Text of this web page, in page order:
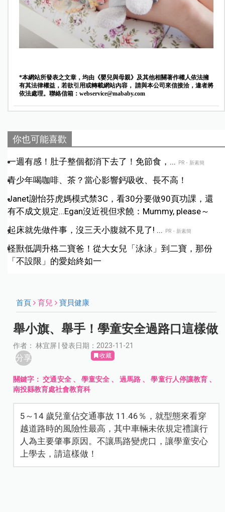
*本網站所發表之文章，均由《嬰兒與母親》及其他相關著作權人依法擁
有其法律權益，若欲引用或轉載網站內容， 請與本公司來信接洽，違者將
依法處理。聯絡信箱： webservice@mababy.com
你也可能喜歡
一週有感！肚子整個都消下去了！免節食，... PR・新素簡
青少年喝咖啡、茶？當心影響鈣吸收、長不高！
Janet謝怡芬虎媽模式禁3C，看30分要做90頁功課，還
有不成文規定…Egan沒近視但求饒：Mummy, please～
起床就先做件事，沒三天小腹就不見了! ...
PR・新素簡
怪獸低調升格二寶爸！從大女兒「泳泳」到二寶，那份
「不設限」的愛始終如一
首頁 育兒 寶貝健康
舉小旗、舉手！學童安全過路口這樣做
作者： 林宜屏 | 發表日期：2023-11-21
分享 收藏
關鍵字：交通安全、 學童安全 、過馬路 、學童行人停讓教育、
南投縣教育處社會教育科
5～14 歲兒童佔交通事故 11.46％，就型態來看穿
越道路時的風險性最高，其中車輛未依規定禮讓行
人為主要肇事原因。不讓馬路變虎口，讓學童安心
上學去，請這樣做！